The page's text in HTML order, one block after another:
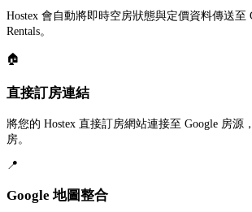
Hostex 會自動將即時空房狀態與定價資料傳送至
Rentals。
🏠
直接訂房連結
將您的 Hostex 直接訂房網站連接至 Google 房源
房。
📍
Google 地圖整合